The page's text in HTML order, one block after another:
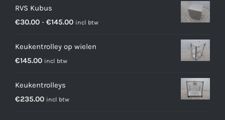
RVS Kubus
€30.00 - €145.00Prijsklasse:
tot
incl btw
Keukentrolley op wielen
€145.00 incl btw
Keukentrolleys
€235.00 incl btw